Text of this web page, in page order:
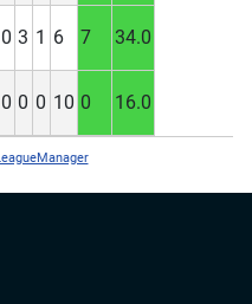
3 1 6 7 34.0
0 0 10 0 16.0